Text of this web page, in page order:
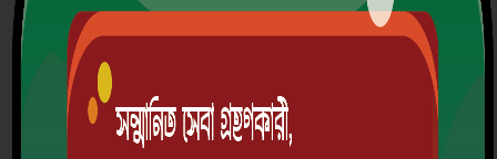
পতনঊষার উচ্চ বিদ্যালয় ও কলেজ
পতনঊষার, ডাকঘরঃপতনঊষার, উপজেলাঃ কমলগঞ্জ,জেলাঃ মৌলভীবাজার।